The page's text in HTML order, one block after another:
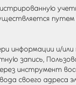
путем
информации и/
запись,
инструмент
своего адреса